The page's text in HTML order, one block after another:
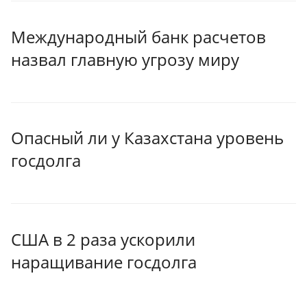
Международный банк расчетов
назвал главную угрозу миру
Опасный ли у Казахстана уровень
госдолга
США в 2 раза ускорили
наращивание госдолга